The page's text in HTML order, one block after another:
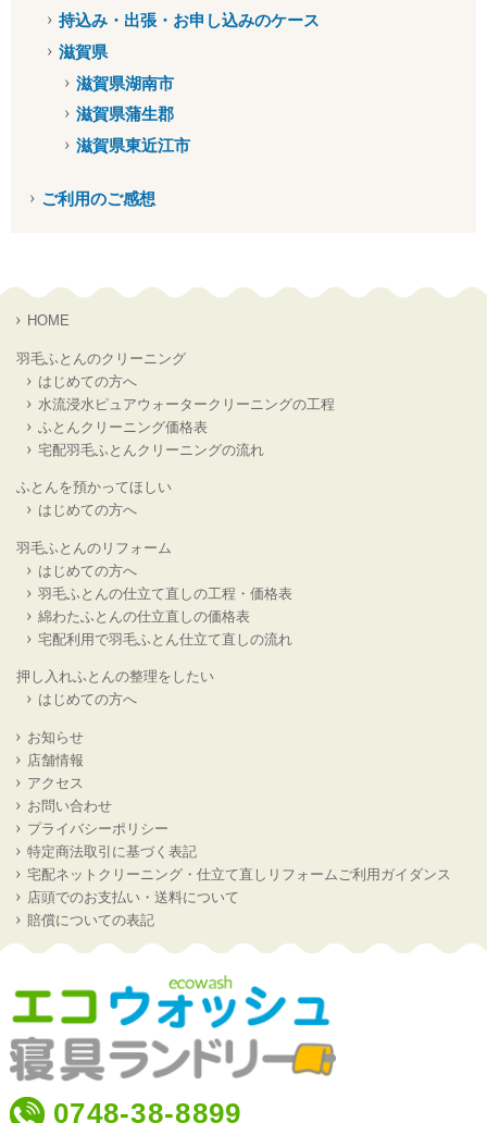
持込み・出張・お申し込みのケース
滋賀県
滋賀県湖南市
滋賀県蒲生郡
滋賀県東近江市
ご利用のご感想
HOME
羽毛ふとんのクリーニング
はじめての方へ
水流浸水ピュアウォータークリーニングの工程
ふとんクリーニング価格表
宅配羽毛ふとんクリーニングの流れ
ふとんを預かってほしい
はじめての方へ
羽毛ふとんのリフォーム
はじめての方へ
羽毛ふとんの仕立て直しの工程・価格表
綿わたふとんの仕立直しの価格表
宅配利用で羽毛ふとん仕立て直しの流れ
押し入れふとんの整理をしたい
はじめての方へ
お知らせ
店舗情報
アクセス
お問い合わせ
プライバシーポリシー
特定商法取引に基づく表記
宅配ネットクリーニング・仕立て直しリフォームご利用ガイダンス
店頭でのお支払い・送料について
賠償についての表記
0748-38-8899